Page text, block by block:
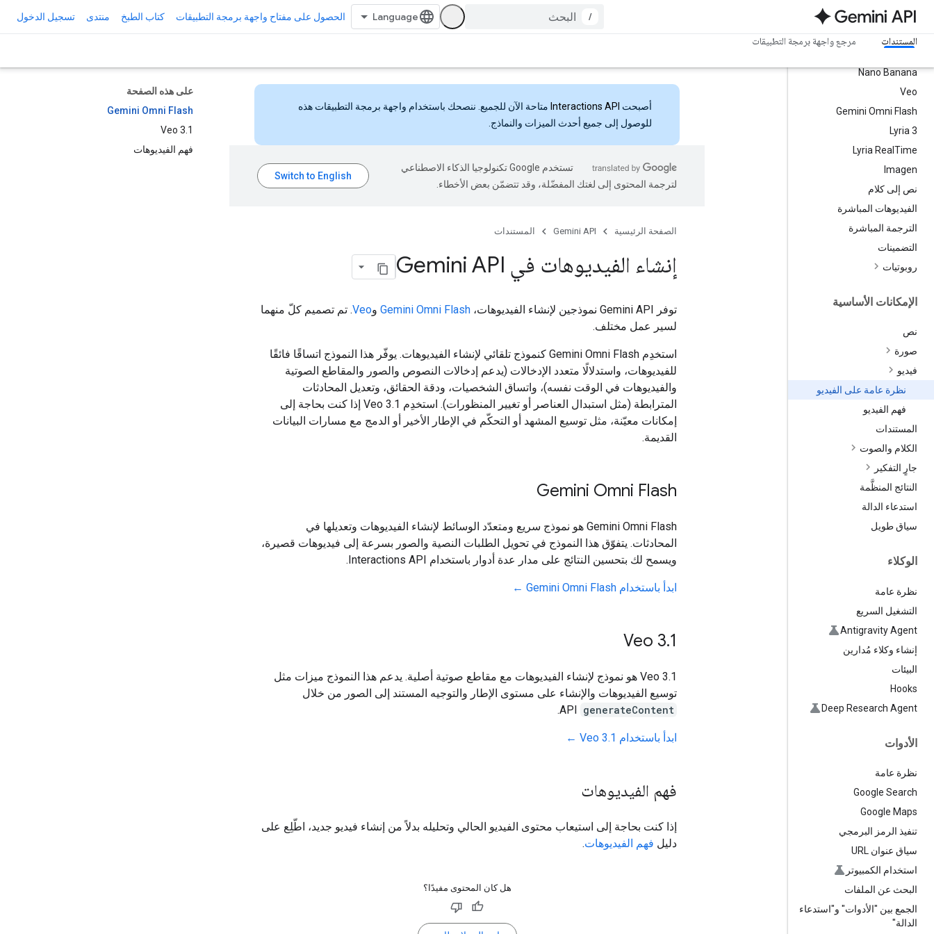
/ الحصول على مفتاح واجهة برمجة التطبيقات كتاب الطبخ منتدى تسجيل الدخول
المستندات مرجع واجهة برمجة التطبيقات
Nano Banana
Veo
Gemini Omni Flash
‫Lyria 3
Lyria Real Time
Imagen
نص إلى كلام
الفيديوهات المباشرة
الترجمة المباشرة
التضمينات
روبوتيات
الإمكانات الأساسية
نص
صورة
فيديو
نظرة عامة على الفيديو
فهم الفيديو
المستندات
الكلام والصوت
جارٍ التفكير
النتائج المنظَّمة
استدعاء الدالة
سياق طويل
الوكلاء
نظرة عامة
التشغيل السريع
Antigravity Agent
إنشاء وكلاء مُدارين
البيئات
Hooks
Deep Research Agent
الأدوات
نظرة عامة
Google Search
Google Maps
تنفيذ الرمز البرمجي
سياق عنوان URL
استخدام الكمبيوتر
البحث عن الملفات
الجمع بين "الأدوات" و"استدعاء
الدالة"
على هذه الصفحة
Gemini Omni Flash
Veo 3.1
فهم الفيديوهات
أصبحت Interactions API متاحة الآن للجميع. ننصحك باستخدام واجهة برمجة التطبيقات هذه
للوصول إلى جميع أحدث الميزات والنماذج.
تستخدم Google تكنولوجيا الذكاء الاصطناعي
لترجمة المحتوى إلى لغتك المفضّلة، وقد تتضمّن بعض الأخطاء.
الصفحة الرئيسية Gemini API المستندات
إنشاء الفيديوهات في Gemini API
توفر Gemini API نموذجين لإنشاء الفيديوهات، Gemini Omni Flash وVeo. تم تصميم كلّ منهما
لسير عمل مختلف.
استخدِم Gemini Omni Flash كنموذج تلقائي لإنشاء الفيديوهات. يوفّر هذا النموذج اتساقًا فائقًا
للفيديوهات، واستدلالًا متعدد الإدخالات (يدعم إدخالات النصوص والصور والمقاطع الصوتية
والفيديوهات في الوقت نفسه)، واتساق الشخصيات، ودقة الحقائق، وتعديل المحادثات
المترابطة (مثل استبدال العناصر أو تغيير المنظورات). استخدِم Veo 3.1 إذا كنت بحاجة إلى
إمكانات معيّنة، مثل توسيع المشهد أو التحكّم في الإطار الأخير أو الدمج مع مسارات البيانات
القديمة.
Gemini Omni Flash
‫Gemini Omni Flash هو نموذج سريع ومتعدّد الوسائط لإنشاء الفيديوهات وتعديلها في
المحادثات. يتفوّق هذا النموذج في تحويل الطلبات النصية والصور بسرعة إلى فيديوهات قصيرة،
ويسمح لك بتحسين النتائج على مدار عدة أدوار باستخدام Interactions API.
ابدأ باستخدام Gemini Omni Flash ←
Veo 3.1
‫Veo 3.1 هو نموذج لإنشاء الفيديوهات مع مقاطع صوتية أصلية. يدعم هذا النموذج ميزات مثل
توسيع الفيديوهات والإنشاء على مستوى الإطار والتوجيه المستند إلى الصور من خلال
generateContent
ابدأ باستخدام Veo 3.1 ←
فهم الفيديوهات
إذا كنت بحاجة إلى استيعاب محتوى الفيديو الحالي وتحليله بدلاً من إنشاء فيديو جديد، اطّلِع على
دليل فهم الفيديوهات.
هل كان المحتوى مفيدًا؟